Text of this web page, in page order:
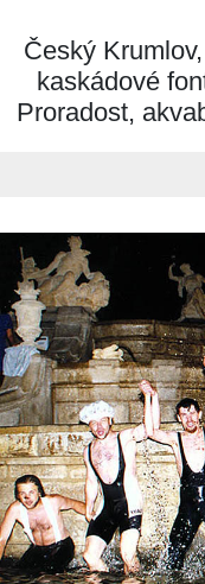
Český
kaskádové
Proradost,